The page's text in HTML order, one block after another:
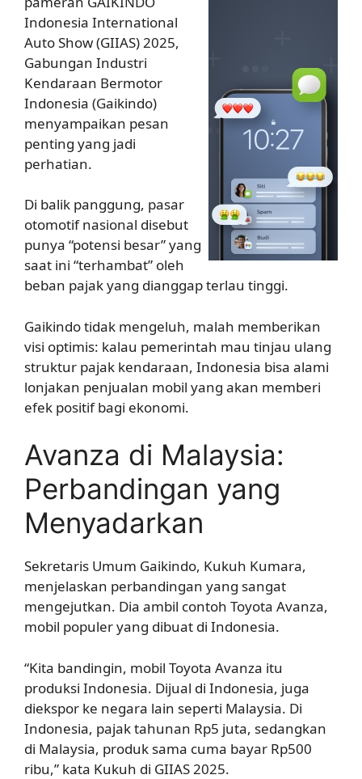
Indonesia International
Auto Show (GIIAS) 2025,
Gabungan Industri
Kendaraan Bermotor
Indonesia (Gaikindo)
menyampaikan pesan
penting yang jadi
perhatian.
Di balik panggung, pasar
otomotif nasional disebut
punya “potensi besar” yang
saat ini “terhambat” oleh
beban pajak yang dianggap terlau tinggi.
Gaikindo tidak mengeluh, malah memberikan
visi optimis: kalau pemerintah mau tinjau ulang
struktur pajak kendaraan, Indonesia bisa alami
lonjakan penjualan mobil yang akan memberi
efek positif bagi ekonomi.
Avanza di Malaysia:
Perbandingan yang
Menyadarkan
Sekretaris Umum Gaikindo, Kukuh Kumara,
menjelaskan perbandingan yang sangat
mengejutkan. Dia ambil contoh Toyota Avanza,
mobil populer yang dibuat di Indonesia.
“Kita bandingin, mobil Toyota Avanza itu
produksi Indonesia. Dijual di Indonesia, juga
diekspor ke negara lain seperti Malaysia. Di
Indonesia, pajak tahunan Rp5 juta, sedangkan
di Malaysia, produk sama cuma bayar Rp500
ribu,” kata Kukuh di GIIAS 2025.